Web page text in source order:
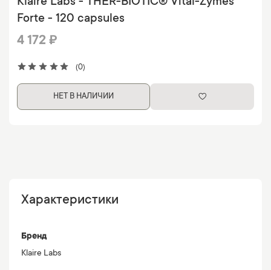
(0)
Forte - 120 capsules
4 172 ₽
НЕТ В НАЛИЧИИ
Характеристики
Бренд
Klaire Labs